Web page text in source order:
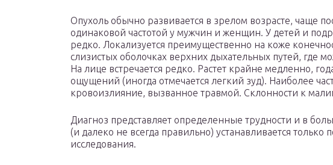
Опухоль обычно развивается в зрелом возрасте, чаще
одинаковой частотой у мужчин и женщин. У детей и
редко. Локализуется преимущественно на коже
слизистых оболочках верхних дыхательных путей, где
На лице встречается редко. Растет крайне медленно,
ощущений (иногда отмечается легкий зуд). Наиболее
кровоизлияние, вызванное травмой. Склонности к
Диагноз представляет определенные трудности и в
(и далеко не всегда правильно) устанавливается только
исследования.